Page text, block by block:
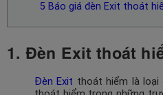
5 Báo giá đèn Exit thoát
1. Đèn Exit thoát
Đèn Exit thoát hiểm là loại